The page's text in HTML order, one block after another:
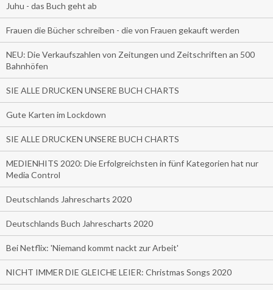
Juhu - das Buch geht ab
Frauen die Bücher schreiben - die von Frauen gekauft werden
NEU: Die Verkaufszahlen von Zeitungen und Zeitschriften an 500
Bahnhöfen
SIE ALLE DRUCKEN UNSERE BUCH CHARTS
Gute Karten im Lockdown
SIE ALLE DRUCKEN UNSERE BUCH CHARTS
MEDIENHITS 2020: Die Erfolgreichsten in fünf Kategorien hat nur
Media Control
Deutschlands Jahrescharts 2020
Deutschlands Buch Jahrescharts 2020
Bei Netflix: 'Niemand kommt nackt zur Arbeit'
NICHT IMMER DIE GLEICHE LEIER: Christmas Songs 2020